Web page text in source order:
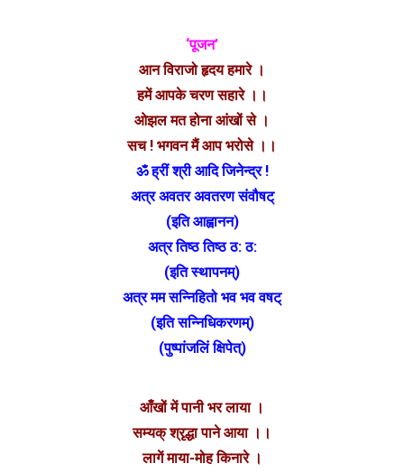
‘पूजन’
आन विराजो हृदय हमारे ।
हमें आपके चरण सहारे ।।
ओझल मत होना आंखों से ।
सच ! भगवन मैं आप भरोसे ।।
ॐ ह्रीं श्री आदि जिनेन्द्र !
अत्र अवतर अवतरण संवौषट्
(इति आह्वानन)
अत्र तिष्ठ तिष्ठ ठ: ठ:
(इति स्थापनम्)
अत्र मम सन्निहितो भव भव वषट्
(इति सन्निधिकरणम्)
(पुष्पांजलिं क्षिपेत्)
आँखों में पानी भर लाया ।
सम्यक् श्रृद्धा पाने आया ।।
लागें माया-मोह किनारे ।